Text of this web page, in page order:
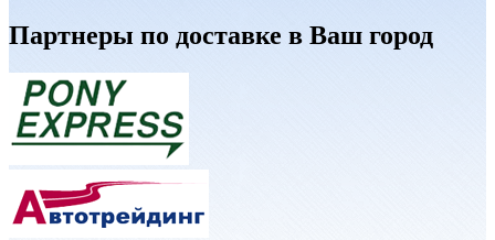
Партнеры по доставке в Ваш город